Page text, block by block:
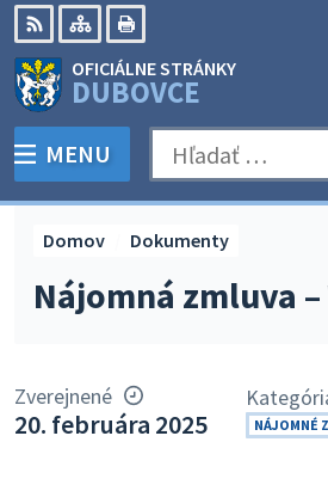
Preskočiť
na
obsah
RSS Mapa
OFICIÁLNE STRÁNKY
DUBOVCE
PREPNÚŤ
MENU Hľadať:
Nájomná zmluva
Domov Dokumenty
Zverejnené
20. februára 2025 NÁJOMNÉ